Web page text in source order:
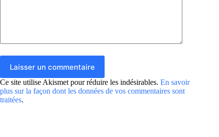
Laisser un commentaire
Ce site utilise Akismet pour réduire les indésirables. En savoir
plus sur la façon dont les données de vos commentaires sont
traitées.